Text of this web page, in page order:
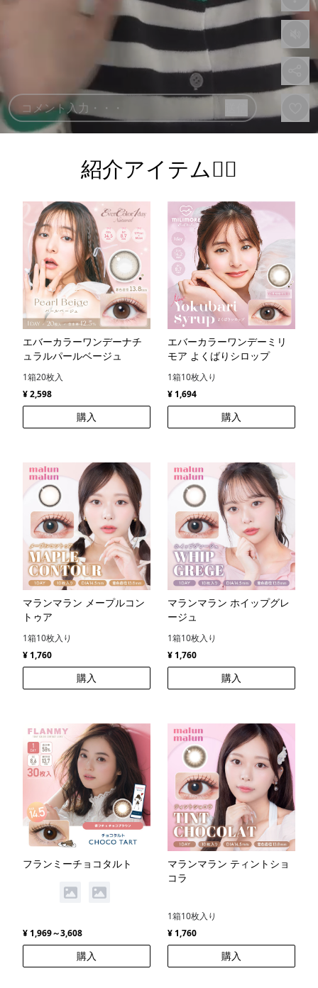
紹介アイテム💁‍♀️
エバーカラーワンデーナチ
ュラルパールベージュ
1箱20枚入
¥ 2,598
購入
エバーカラーワンデーミリ
モア よくばりシロップ
1箱10枚入り
¥ 1,694
購入
マランマラン メープルコン
トゥア
1箱10枚入り
¥ 1,760
購入
マランマラン ホイップグレ
ージュ
1箱10枚入り
¥ 1,760
購入
フランミーチョコタルト
¥ 1,969～3,608
購入
マランマラン ティントショ
コラ
1箱10枚入り
¥ 1,760
購入